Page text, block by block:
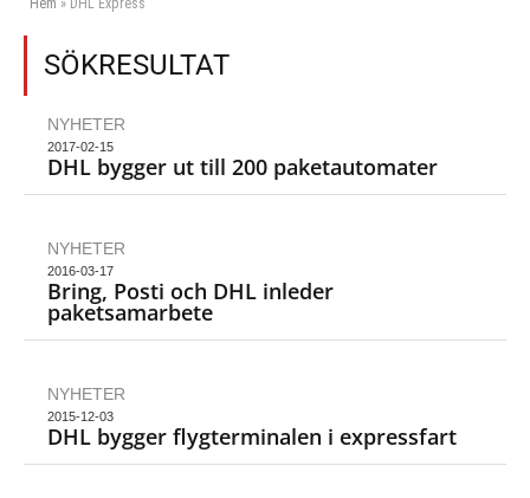
Hem » DHL Express
SÖKRESULTAT
NYHETER
2017-02-15
DHL bygger ut till 200 paketautomater
NYHETER
2016-03-17
Bring, Posti och DHL inleder
paketsamarbete
NYHETER
2015-12-03
DHL bygger flygterminalen i expressfart